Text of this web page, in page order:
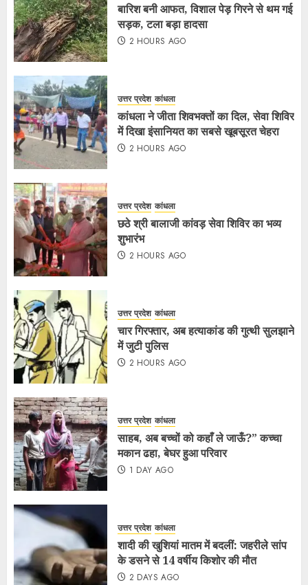
बारिश बनी आफत, विशाल पेड़ गिरने से थम गई
सड़क, टला बड़ा हादसा
2 HOURS AGO
उत्तर प्रदेश कांधला
कांधला ने जीता शिवभक्तों का दिल, सेवा शिविर
में दिखा इंसानियत का सबसे खूबसूरत चेहरा
2 HOURS AGO
उत्तर प्रदेश कांधला
छठे श्री बालाजी कांवड़ सेवा शिविर का भव्य
शुभारंभ
2 HOURS AGO
उत्तर प्रदेश कांधला
चार गिरफ्तार, अब हत्याकांड की गुत्थी सुलझाने
में जुटी पुलिस
2 HOURS AGO
उत्तर प्रदेश कांधला
साहब, अब बच्चों को कहाँ ले जाऊँ?” कच्चा
मकान ढहा, बेघर हुआ परिवार
1 DAY AGO
उत्तर प्रदेश कांधला
शादी की खुशियां मातम में बदलीं: जहरीले सांप
के डसने से 14 वर्षीय किशोर की मौत
2 DAYS AGO